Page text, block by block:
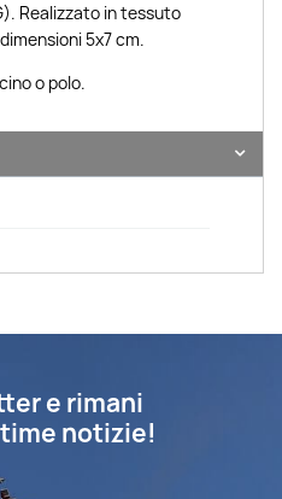
Realizzato in tessuto
5x7 cm.
o polo.
e rimani
notizie!